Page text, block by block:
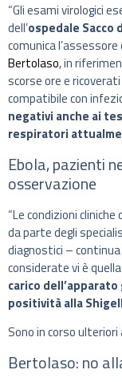
“Gli esami virologici
dell’ospedale Sacco
comunica l’assessore
Bertolaso, in
scorse ore e
compatibile con
negativi anche ai
respiratori
Ebola, pazienti
osservazione
“Le condizioni
da parte degli
diagnostici –
considerate vi è
carico
positività alla
Sono in corso
Bertolaso: no